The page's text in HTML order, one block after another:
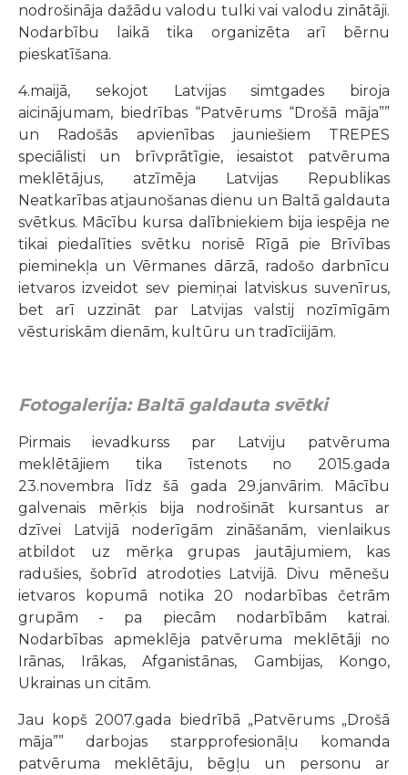
nodrošināja dažādu valodu tulki vai valodu zinātāji.
Nodarbību laikā tika organizēta arī bērnu
pieskatīšana.
4.maijā, sekojot Latvijas simtgades biroja
aicinājumam, biedrības “Patvērums “Drošā māja””
un Radošās apvienības jauniešiem TREPES
speciālisti un brīvprātīgie, iesaistot patvēruma
meklētājus, atzīmēja Latvijas Republikas
Neatkarības atjaunošanas dienu un Baltā galdauta
svētkus. Mācību kursa dalībniekiem bija iespēja ne
tikai piedalīties svētku norisē Rīgā pie Brīvības
pieminekļa un Vērmanes dārzā, radošo darbnīcu
ietvaros izveidot sev piemiņai latviskus suvenīrus,
bet arī uzzināt par Latvijas valstij nozīmīgām
vēsturiskām dienām, kultūru un tradīciijām.
Fotogalerija: Baltā galdauta svētki
Pirmais ievadkurss par Latviju patvēruma
meklētājiem tika īstenots no 2015.gada
23.novembra līdz šā gada 29.janvārim. Mācību
galvenais mērķis bija nodrošināt kursantus ar
dzīvei Latvijā noderīgām zināšanām, vienlaikus
atbildot uz mērķa grupas jautājumiem, kas
radušies, šobrīd atrodoties Latvijā. Divu mēnešu
ietvaros kopumā notika 20 nodarbības četrām
grupām - pa piecām nodarbībām katrai.
Nodarbības apmeklēja patvēruma meklētāji no
Irānas, Irākas, Afganistānas, Gambijas, Kongo,
Ukrainas un citām.
Jau kopš 2007.gada biedrībā „Patvērums „Drošā
māja”” darbojas starpprofesionāļu komanda
patvēruma meklētāju, bēgļu un personu ar